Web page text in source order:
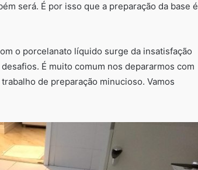
será. É por isso que a preparação da base é
o porcelanato líquido surge da insatisfação
É muito comum nos depararmos com
de preparação minucioso. Vamos